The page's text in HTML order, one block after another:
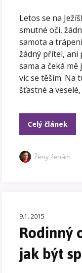
Letos se na
smutné oči,
samota a
žádný přítel, ani
sama a čeká
víc se těším. Na
šťastné a
Celý článek
Ženy ženám
9.1. 2015
Rodinný
jak být